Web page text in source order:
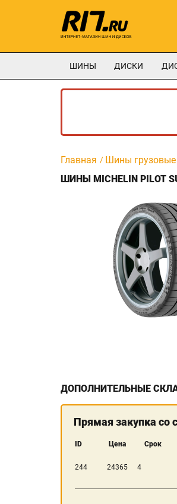
ШИНЫ ДИСКИ
Главная Шины грузовые
ШИНЫ MICHELIN PILOT
ДОПОЛНИТЕЛЬНЫЕ
Прямая закупка со
ID Цена Срок
244 24365 4